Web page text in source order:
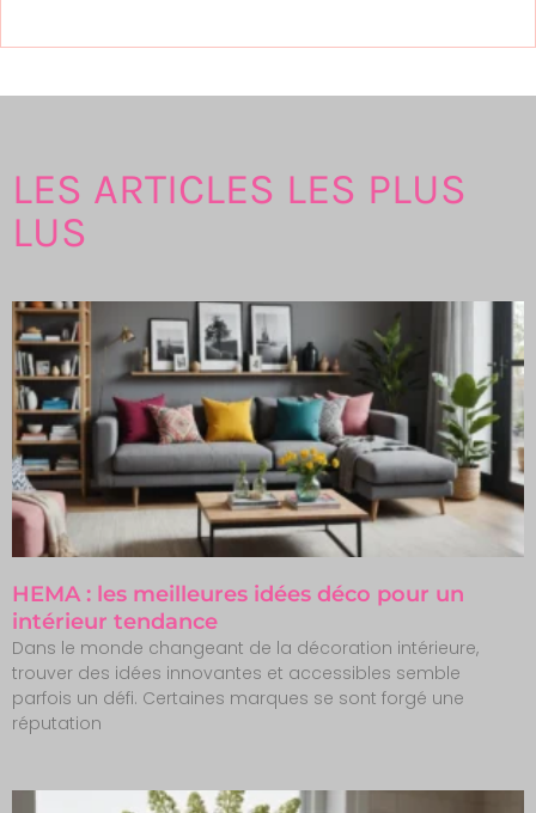
LES ARTICLES LES PLUS
LUS
HEMA : les meilleures idées déco pour un
intérieur tendance
Dans le monde changeant de la décoration intérieure,
trouver des idées innovantes et accessibles semble
parfois un défi. Certaines marques se sont forgé une
réputation